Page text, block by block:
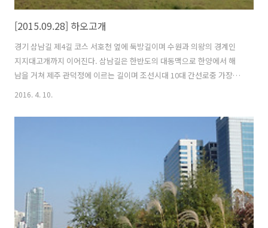
[2015.09.28] 하오고개
경기 삼남길 제4길 코스 서호천 옆에 둑방길이며 수원과 의왕의 경계인
지지대고개까지 이어진다. 삼남길은 한반도의 대동맥으로 한양에서 해
남을 거쳐 제주 관덕정에 이르는 길이며 조선시대 10대 간선로중 가장 긴
길이다. 삼남 : 호서(충청도), 호남(전라도), 영남(경사도) 지방을 일컷는
로부터 시작한다. 9월 말이 되니까 이제 푸르렀던 나무잎은 낙옆이 되어
바닥으로 떨어지고 있다. 한달 만 지나면 점차 싸늘해 지고 올해도 막바
지로 치닫는다. 의왕시에서 조성한 산들길 작년까지만 해도 왼쪽에 나무
들이 많이 심어져 있었는데 자 베어버린거 같다. 더울 때는 수풀이 있어
바람이 불면 시원한 장소였는데 나무들이 베어지니 을씨년 스럽기만 하
다. 안양천 ..
2016. 4. 10.